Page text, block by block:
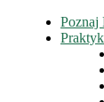
Poznaj